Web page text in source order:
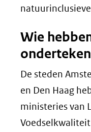
Wie
De steden
en Den Haag
ministeries van